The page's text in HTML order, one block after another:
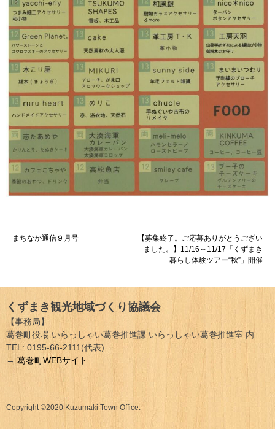
投
ビ
ゲ
ー
シ
ン
まちなか通信９月号
【募集終了。ご応募ありがとうござい
ました。】11/16～11/17「くずまき
暮らし体験ツアー“秋”」開催
くずまき観光地域づくり協議会
【事務局】
葛巻町役場 いらっしゃい葛巻推進課 いらっしゃい葛巻推進室 内
TEL: 0195-66-2111(代表)
→ 葛巻町WEBサイト
Copyright ©2020 Kuzumaki Town Office.